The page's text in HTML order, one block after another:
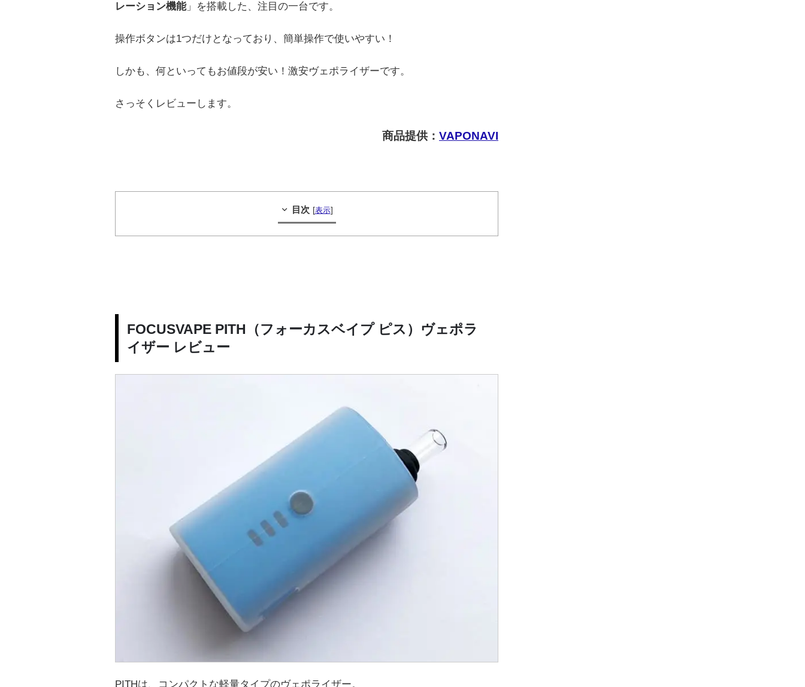
レーション機能」を搭載した、注目の一台です。
操作ボタンは1つだけとなっており、簡単操作で使いやすい！
しかも、何といってもお値段が安い！激安ヴェポライザーです。
さっそくレビューします。
商品提供： VAPONAVI
目次 [表示]
FOCUSVAPE PITH（フォーカスベイプ ピス）ヴェポラ
イザー レビュー
PITHは、コンパクトな軽量タイプのヴェポライザー。